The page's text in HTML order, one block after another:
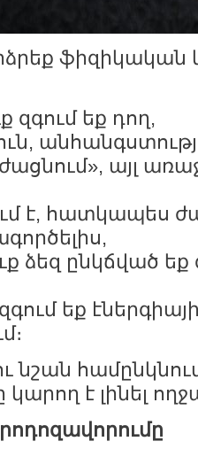
զգում եք դող,
այլ
է, հատկապես
ձեզ ընկճված եք
եք
նշան
է լինել